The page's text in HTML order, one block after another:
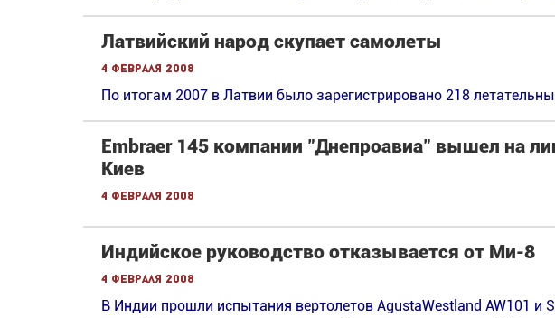
Латвийский народ скупает самолеты
4 февраля 2008
По итогам 2007 в Латвии было зарегистрировано 218
Embraer 145 компании "Днепроавиа" вышел на
Киев
4 февраля 2008
Индийское руководство отказывается от Ми-8
4 февраля 2008
В Индии прошли испытания вертолетов AgustaWestland AW101 и